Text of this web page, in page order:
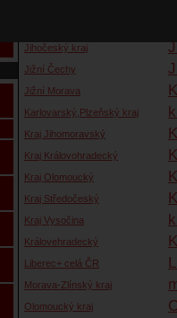
Jihočeský kraj
Jižní Čechy
Jižní Morava
Karlovarský,Plzeňský kraj
Kraj Jihomoravský
Kraj Královohradecký
Kraj Olomoucký
Kraj Středočeský
Kraj Vysočina
Královehradecký
Liberec+ celá ČR
Morava-Zlínský kraj
Olomoucký kraj